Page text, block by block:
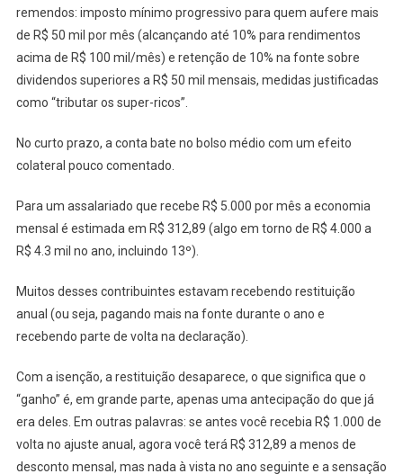
remendos: imposto mínimo progressivo para quem aufere mais
de R$ 50 mil por mês (alcançando até 10% para rendimentos
acima de R$ 100 mil/mês) e retenção de 10% na fonte sobre
dividendos superiores a R$ 50 mil mensais, medidas justificadas
como “tributar os super-ricos”.
No curto prazo, a conta bate no bolso médio com um efeito
colateral pouco comentado.
Para um assalariado que recebe R$ 5.000 por mês a economia
mensal é estimada em R$ 312,89 (algo em torno de R$ 4.000 a
R$ 4.3 mil no ano, incluindo 13º).
Muitos desses contribuintes estavam recebendo restituição
anual (ou seja, pagando mais na fonte durante o ano e
recebendo parte de volta na declaração).
Com a isenção, a restituição desaparece, o que significa que o
“ganho” é, em grande parte, apenas uma antecipação do que já
era deles. Em outras palavras: se antes você recebia R$ 1.000 de
volta no ajuste anual, agora você terá R$ 312,89 a menos de
desconto mensal, mas nada à vista no ano seguinte e a sensação